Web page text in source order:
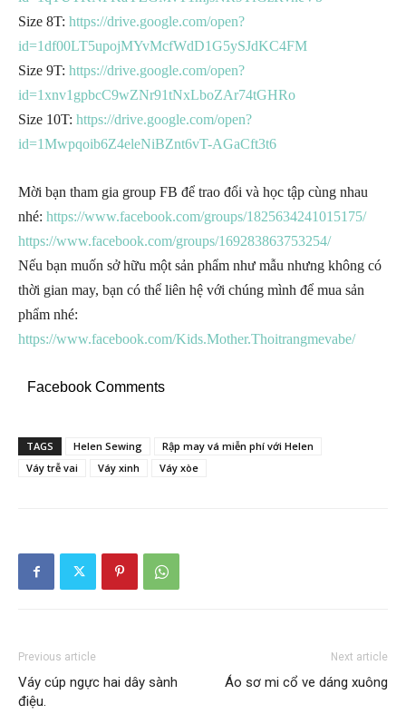
Size 8T: https://drive.google.com/open?
id=1df00LT5upojMYvMcfWdD1G5ySJdKC4FM
Size 9T: https://drive.google.com/open?
id=1xnv1gpbcC9wZNr91tNxLboZAr74tGHRo
Size 10T: https://drive.google.com/open?
id=1Mwpqoib6Z4eleNiBZnt6vT-AGaCft3t6
Mời bạn tham gia group FB để trao đổi và học tập cùng nhau
nhé: https://www.facebook.com/groups/1825634241015175/
https://www.facebook.com/groups/169283863753254/
Nếu bạn muốn sở hữu một sản phẩm như mẫu nhưng không có
thời gian may, bạn có thể liên hệ với chúng mình để mua sản
phẩm nhé:
https://www.facebook.com/Kids.Mother.Thoitrangmevabe/
Facebook Comments
TAGS Helen Sewing
Rập may vá miễn phí với Helen
Váy trễ vai
Váy xinh Váy xòe
Previous article
Váy cúp ngực hai dây sành
điệu.
Next article
Áo sơ mi cổ ve dáng xuông